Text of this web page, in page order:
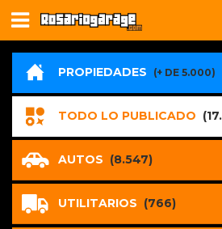
PROPIEDADES (+ DE 5.000)
TODO LO PUBLICADO
AUTOS (8.547)
UTILITARIOS (766)